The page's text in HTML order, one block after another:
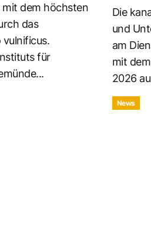
mit dem höchsten
das
vulnificus.
für
Die
und
am
mit
2026
News